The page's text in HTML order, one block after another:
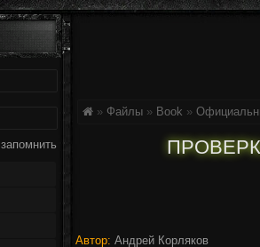
» Файлы » Book »
Автор: Андрей Корляков
запомнить